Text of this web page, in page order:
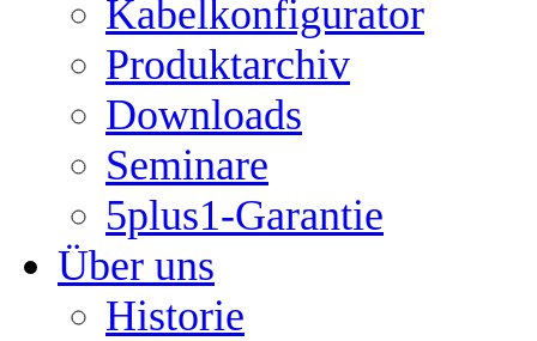
Kabelkonfigurator
Produktarchiv
Downloads
Seminare
5plus1-Garantie
Über uns
Historie